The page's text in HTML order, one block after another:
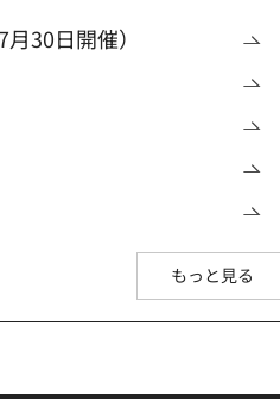
30日開催）
もっと見る